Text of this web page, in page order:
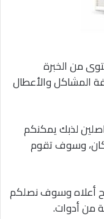
من الخبرة
المشاكل والأعطال
24 ساعة متواصلين لذبك يمكنكم
وسوف تقوم
أعلاه وسوف نصلكم
من أدوات.